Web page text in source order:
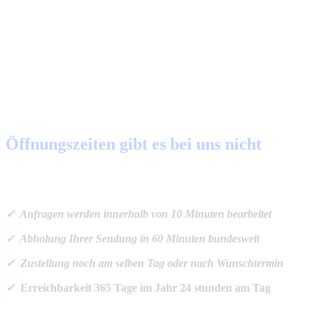
Öffnungszeiten gibt es bei uns nicht
✓Anfragen werden innerhalb von 10 Minuten bearbeitet
✓Abholung Ihrer Sendung in 60 Minuten bundesweit
✓Zustellung noch am selben Tag oder nach Wunschtermin
✓ Erreichbarkeit 365 Tage im Jahr 24 stunden am Tag